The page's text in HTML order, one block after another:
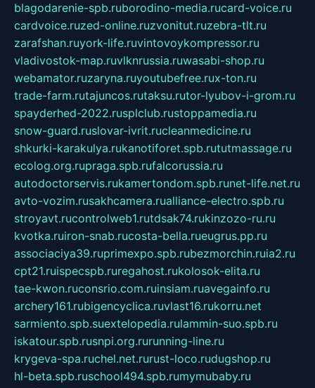
blagodarenie-spb.ruborodino-media.rucard-voice.ru
cardvoice.ruzed-online.ruzvonitut.ruzebra-tlt.ru
zarafshan.ruyork-life.ruvintovoykompressor.ru
vladivostok-map.ruvlknrussia.ruwasabi-shop.ru
webamator.ruzaryna.ruyoutubefree.rux-ton.ru
trade-farm.rutajuncos.rutaksu.rutor-lyubov-i-grom.ru
spayderhed-2022.rusplclub.rustoppamedia.ru
snow-guard.ruslovar-ivrit.rucleanmedicine.ru
shkurki-karakulya.rukanotiforet.spb.rututmassage.ru
ecolog.org.rupraga.spb.rufalcorussia.ru
autodoctorservis.rukamertondom.spb.runet-life.net.ru
avto-vozim.rusakhcamera.rualliance-electro.spb.ru
stroyavt.rucontrolweb1.rutdsak74.rukinzozo-ru.ru
kvotka.ruiron-snab.rucosta-bella.rueugrus.pp.ru
associaciya39.ruprimexpo.spb.rubezmorchin.ruia2.ru
cpt21.ruispecspb.ruregahost.rukolosok-elita.ru
tae-kwon.ruconsrio.com.ruinsiam.ruavegainfo.ru
archery161.rubigencyclica.ruvlast16.rukorru.net
sarmiento.spb.suextelopedia.rulammin-suo.spb.ru
iskatour.spb.rusnpi.org.rurunning-line.ru
krygeva-spa.ruchel.net.rurust-loco.rudugshop.ru
hl-beta.spb.ruschool494.spb.rumymubaby.ru